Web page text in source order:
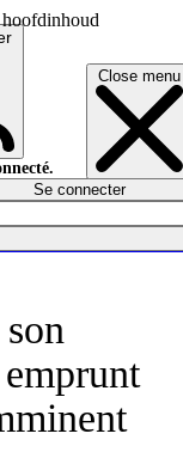
Close menu
Se connecter